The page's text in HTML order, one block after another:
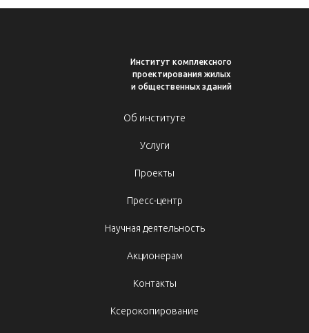
Институт комплексного
проектирования жилых
и общественных зданий
Об институте
Услуги
Проекты
Пресс-центр
Научная деятельность
Акционерам
Контакты
Ксерокопирование